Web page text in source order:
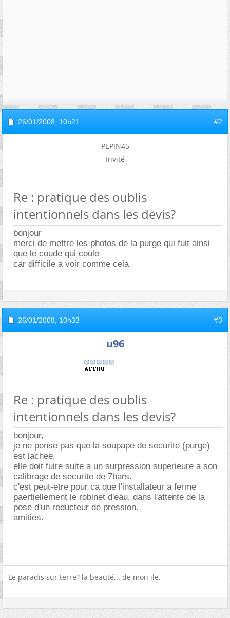
26/01/2008, 10h21 #2
PEPIN45
Invité
Re : pratique des oublis
intentionnels dans les devis?
bonjour
merci de mettre les photos de la purge qui fuit ainsi
que le coude qui coule
car difficile a voir comme cela
26/01/2008, 10h33 #3
u96
Re : pratique des oublis
intentionnels dans les devis?
bonjour,
je ne pense pas que la soupape de securite (purge)
est lachee.
elle doit fuire suite a un surpression superieure a son
calibrage de securite de 7bars.
c'est peut-etre pour ca que l'installateur a ferme
paertiellement le robinet d'eau, dans l'attente de la
pose d'un reducteur de pression.
amities.
Le paradis sur terre? la beauté... de mon ile.